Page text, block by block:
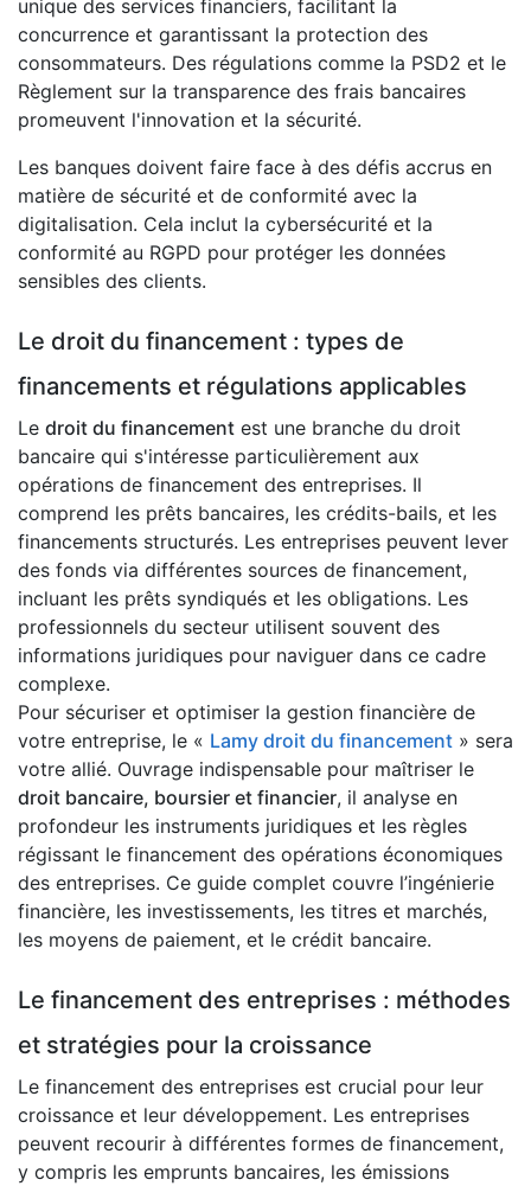
unique des services financiers, facilitant la
concurrence et garantissant la protection des
consommateurs. Des régulations comme la PSD2 et le
Règlement sur la transparence des frais bancaires
promeuvent l'innovation et la sécurité.
Les banques doivent faire face à des défis accrus en
matière de sécurité et de conformité avec la
digitalisation. Cela inclut la cybersécurité et la
conformité au RGPD pour protéger les données
sensibles des clients.
Le droit du financement : types de
financements et régulations applicables
Le droit du financement est une branche du droit
bancaire qui s'intéresse particulièrement aux
opérations de financement des entreprises. Il
comprend les prêts bancaires, les crédits-bails, et les
financements structurés. Les entreprises peuvent lever
des fonds via différentes sources de financement,
incluant les prêts syndiqués et les obligations. Les
professionnels du secteur utilisent souvent des
informations juridiques pour naviguer dans ce cadre
complexe.
Pour sécuriser et optimiser la gestion financière de
votre entreprise, le « Lamy droit du financement » sera
votre allié. Ouvrage indispensable pour maîtriser le
droit bancaire, boursier et financier, il analyse en
profondeur les instruments juridiques et les règles
régissant le financement des opérations économiques
des entreprises. Ce guide complet couvre l’ingénierie
financière, les investissements, les titres et marchés,
les moyens de paiement, et le crédit bancaire.
Le financement des entreprises : méthodes
et stratégies pour la croissance
Le financement des entreprises est crucial pour leur
croissance et leur développement. Les entreprises
peuvent recourir à différentes formes de financement,
y compris les emprunts bancaires, les émissions